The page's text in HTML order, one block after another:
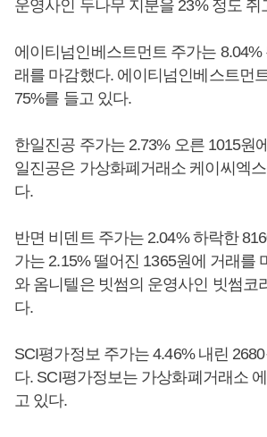
운영사인 두나무 지분을 23% 정도 쥐
에이티넘인베스트먼트 주가는 8.04%
래를 마감했다. 에이티넘인베스트먼
75%를 들고 있다.
한일진공 주가는 2.73% 오른 1015원
일진공은 가상화폐거래소 케이씨엑
다.
반면 비덴트 주가는 2.04% 하락한
가는 2.15% 떨어진 1365원에 거래를
와 옴니텔은 빗썸의 운영사인 빗썸코
다.
SCI평가정보 주가는 4.46% 내린
다. SCI평가정보는 가상화폐거래소
고 있다.